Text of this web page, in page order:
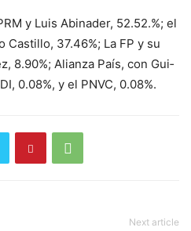
y Luis Abi­nader, 52.52.%; el
Castillo, 37.46%; La FP y su
8.90%; Alianza País, con Gui­
0.08%, y el PN­VC, 0.08%.
Next article